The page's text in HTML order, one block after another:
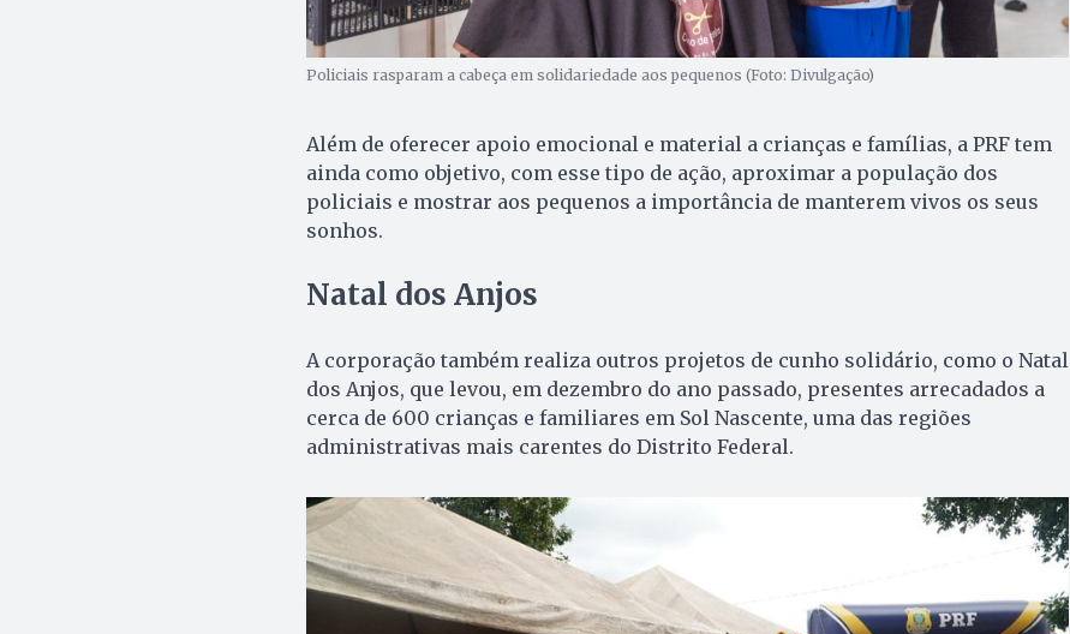
Policiais rasparam a cabeça em solidariedade aos pequenos (Foto: Divulgação)
Além de oferecer apoio emocional e material a crianças e famílias, a PRF tem
ainda como objetivo, com esse tipo de ação, aproximar a população dos
policiais e mostrar aos pequenos a importância de manterem vivos os seus
sonhos.
Natal dos Anjos
A corporação também realiza outros projetos de cunho solidário, como o Natal
dos Anjos, que levou, em dezembro do ano passado, presentes arrecadados a
cerca de 600 crianças e familiares em Sol Nascente, uma das regiões
administrativas mais carentes do Distrito Federal.